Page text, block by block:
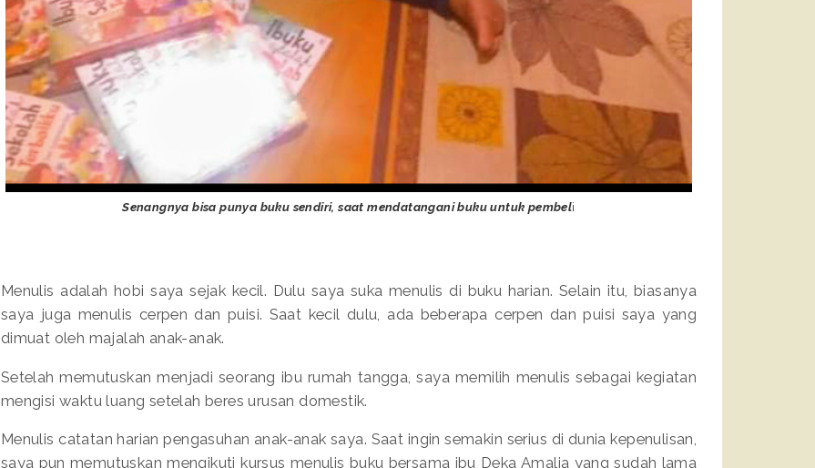
Senangnya bisa punya buku sendiri, saat mendatangani buku untuk pembeli
Menulis adalah hobi saya sejak kecil. Dulu saya suka menulis di buku harian. Selain itu, biasanya
saya juga menulis cerpen dan puisi. Saat kecil dulu, ada beberapa cerpen dan puisi saya yang
dimuat oleh majalah anak-anak.
Setelah memutuskan menjadi seorang ibu rumah tangga, saya memilih menulis sebagai kegiatan
mengisi waktu luang setelah beres urusan domestik.
Menulis catatan harian pengasuhan anak-anak saya. Saat ingin semakin serius di dunia kepenulisan,
saya pun memutuskan mengikuti kursus menulis buku bersama ibu Deka Amalia yang sudah lama